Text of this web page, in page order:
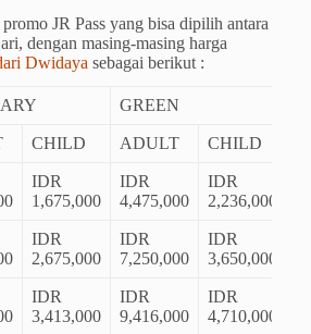
JR Pass yang bisa dipilih antara
dengan masing-masing harga
Dwidaya sebagai berikut :
GREEN
CHILD ADULT CHILD
IDR
1,675,000
IDR
4,475,000
IDR
2,236,000
IDR
2,675,000
IDR
7,250,000
IDR
3,650,000
IDR
3,413,000
IDR
9,416,000
IDR
4,710,000